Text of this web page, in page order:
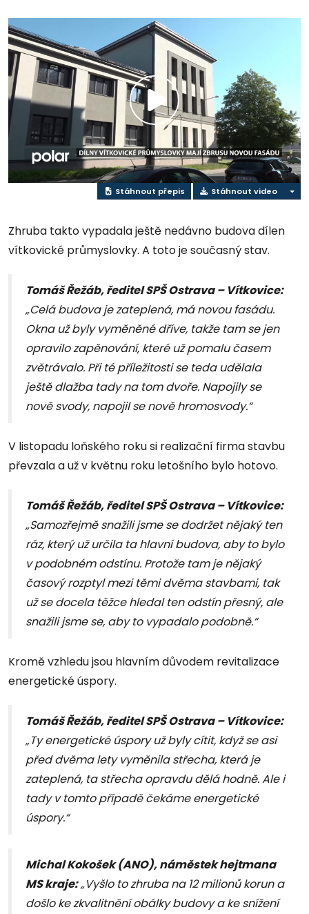
Přehrát
video
Stáhnout přepis Stáhnout video
Zhruba takto vypadala ještě nedávno budova dílen
vítkovické průmyslovky. A toto je současný stav.
Tomáš Řežáb, ředitel SPŠ Ostrava – Vítkovice:
„Celá budova je zateplená, má novou fasádu.
Okna už byly vyměněné dříve, takže tam se jen
opravilo zapěnování, které už pomalu časem
zvětrávalo. Při té příležitosti se teda udělala
ještě dlažba tady na tom dvoře. Napojily se
nově svody, napojil se nově hromosvody.“
V listopadu loňského roku si realizační firma stavbu
převzala a už v květnu roku letošního bylo hotovo.
Tomáš Řežáb, ředitel SPŠ Ostrava – Vítkovice:
„Samozřejmě snažili jsme se dodržet nějaký ten
ráz, který už určila ta hlavní budova, aby to bylo
v podobném odstínu. Protože tam je nějaký
časový rozptyl mezi těmi dvěma stavbami, tak
už se docela těžce hledal ten odstín přesný, ale
snažili jsme se, aby to vypadalo podobně.“
Kromě vzhledu jsou hlavním důvodem revitalizace
energetické úspory.
Tomáš Řežáb, ředitel SPŠ Ostrava – Vítkovice:
„Ty energetické úspory už byly cítit, když se asi
před dvěma lety vyměnila střecha, která je
zateplená, ta střecha opravdu dělá hodně. Ale i
tady v tomto případě čekáme energetické
úspory.“
Michal Kokošek (ANO), náměstek hejtmana
MS kraje:„Vyšlo to zhruba na 12 milionů korun a
došlo ke zkvalitnění obálky budovy a ke snížení